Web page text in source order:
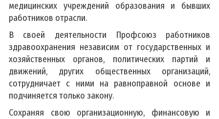
2026 - Год белорусской женщины
2025 - Год благоустройства
2024 - Год качества
Идеологическая работа
Государственная символика
Государственные праздники, праздничные дни,
памятные даты
медицинских учреждений образования и бывших
работников отрасли.
В своей деятельности Профсоюз работников
здравоохранения независим от государственных и
хозяйственных органов, политических партий и
движений, других общественных организаций,
сотрудничает с ними на равноправной основе и
подчиняется только закону.
Сохраняя свою организационную, финансовую и